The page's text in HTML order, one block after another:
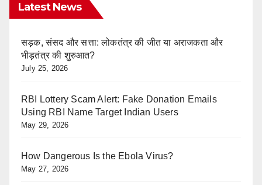
Latest News
सड़क, संसद और सत्ता: लोकतंत्र की जीत या अराजकता और
भीड़तंत्र की शुरुआत?
July 25, 2026
RBI Lottery Scam Alert: Fake Donation Emails
Using RBI Name Target Indian Users
May 29, 2026
How Dangerous Is the Ebola Virus?
May 27, 2026